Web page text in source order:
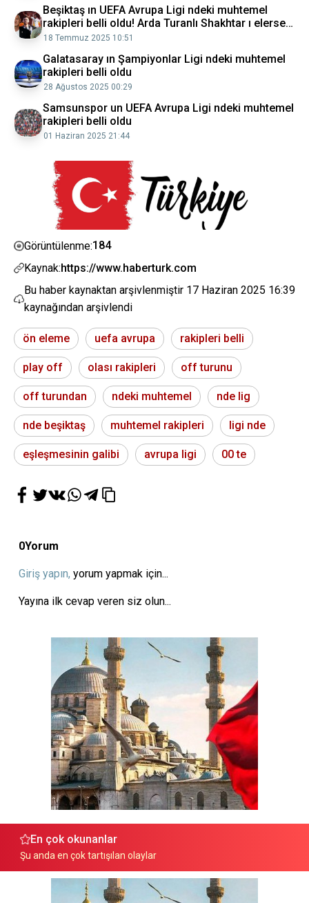
Beşiktaş ın UEFA Avrupa Ligi ndeki muhtemel
rakipleri belli oldu! Arda Turanlı Shakhtar ı elerse
zorlu takımlar sırada
18 Temmuz 2025 10:51
Galatasaray ın Şampiyonlar Ligi ndeki muhtemel
rakipleri belli oldu
28 Ağustos 2025 00:29
Samsunspor un UEFA Avrupa Ligi ndeki muhtemel
rakipleri belli oldu
01 Haziran 2025 21:44
Görüntülenme:184
Kaynak:https://www.haberturk.com
Bu haber kaynaktan arşivlenmiştir 17 Haziran 2025 16:39
kaynağından arşivlendi
ön eleme uefa avrupa rakipleri belli
play off olası rakipleri off turunu
off turundan ndeki muhtemel nde lig
nde beşiktaş muhtemel rakipleri ligi nde
eşleşmesinin galibi avrupa ligi 00 te
0Yorum
Giriş yapın, yorum yapmak için...
Yayına ilk cevap veren siz olun...
En çok okunanlar
Şu anda en çok tartışılan olaylar